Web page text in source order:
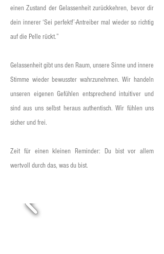
einen Zustand der Gelassenheit zurückkehren, bevor dir
dein innerer ‘Sei perfekt!’-Antreiber mal wieder so richtig
auf die Pelle rückt.”
Gelassenheit gibt uns den Raum, unsere Sinne und innere
Stimme wieder bewusster wahrzunehmen. Wir handeln
unseren eigenen Gefühlen entsprechend intuitiver und
sind aus uns selbst heraus authentisch. Wir fühlen uns
sicher und frei.
Zeit für einen kleinen Reminder: Du bist vor allem
wertvoll durch das, was du bist.